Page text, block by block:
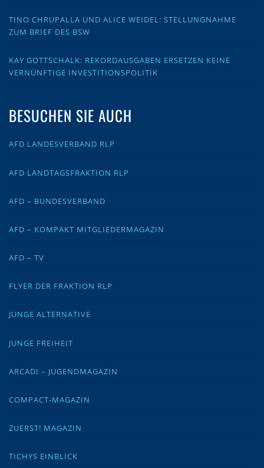
TINO CHRUPALLA UND ALICE WEIDEL: STELLUNGNAHME
ZUM BRIEF DES BSW
KAY GOTTSCHALK: REKORDAUSGABEN ERSETZEN KEINE
VERNÜNFTIGE INVESTITIONSPOLITIK
BESUCHEN SIE AUCH
AFD LANDESVERBAND RLP
AFD LANDTAGSFRAKTION RLP
AFD – BUNDESVERBAND
AFD – KOMPAKT MITGLIEDERMAGAZIN
AFD – TV
FLYER DER FRAKTION RLP
JUNGE ALTERNATIVE
JUNGE FREIHEIT
ARCADI – JUGENDMAGAZIN
COMPACT-MAGAZIN
ZUERST! MAGAZIN
TICHYS EINBLICK